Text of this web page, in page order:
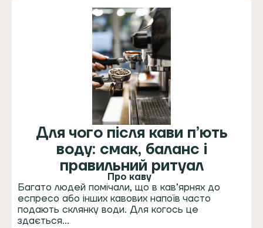
Для чого після кави п’ють
воду: смак, баланс і
правильний ритуал
Про каву
Багато людей помічали, що в кав’ярнях до
еспресо або інших кавових напоїв часто
подають склянку води. Для когось це
здається…